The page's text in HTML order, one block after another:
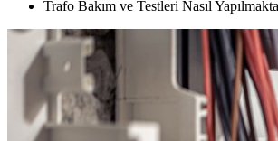
Trafo Bakım ve Testleri Nasıl